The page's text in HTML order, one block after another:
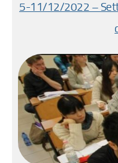
5-11/12/2022 –